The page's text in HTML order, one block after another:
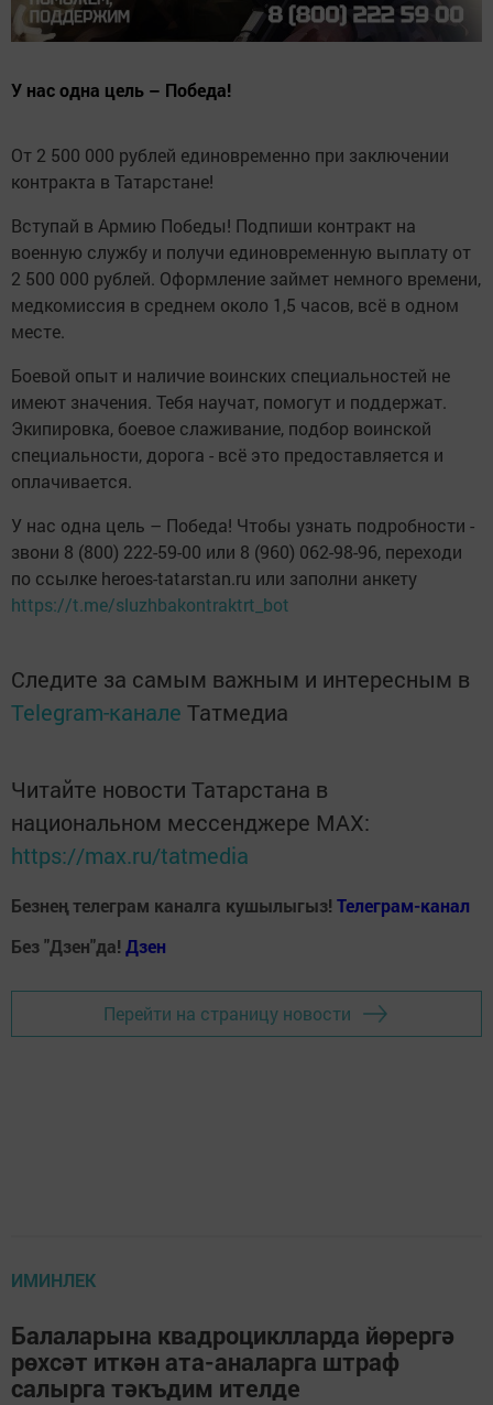
У нас одна цель – Победа!
От 2 500 000 рублей единовременно при заключении
контракта в Татарстане!
Вступай в Армию Победы! Подпиши контракт на
военную службу и получи единовременную выплату от
2 500 000 рублей. Оформление займет немного времени,
медкомиссия в среднем около 1,5 часов, всё в одном
месте.
Боевой опыт и наличие воинских специальностей не
имеют значения. Тебя научат, помогут и поддержат.
Экипировка, боевое слаживание, подбор воинской
специальности, дорога - всё это предоставляется и
оплачивается.
У нас одна цель – Победа! Чтобы узнать подробности -
звони 8 (800) 222-59-00 или 8 (960) 062-98-96, переходи
по ссылке heroes-tatarstan.ru или заполни анкету
https://t.me/sluzhbakontraktrt_bot
Следите за самым важным и интересным в
Telegram-канале Татмедиа
Читайте новости Татарстана в
национальном мессенджере MАХ:
https://max.ru/tatmedia
Безнең телеграм каналга кушылыгыз! Телеграм-канал
Без "Дзен"да! Дзен
Перейти на страницу новости
ИМИНЛЕК
Балаларына квадроциклларда йөрергә
рөхсәт иткән ата-аналарга штраф
салырга тәкъдим ителде